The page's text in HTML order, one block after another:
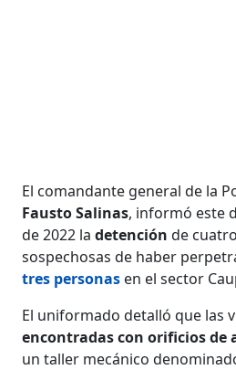
El comandante general de la
Fausto Salinas, informó este
de 2022 la detenciónde
sospechosas de haber
tres personas en el sector
El uniformado detalló que las
encontradas con orificios de
un taller mecánico